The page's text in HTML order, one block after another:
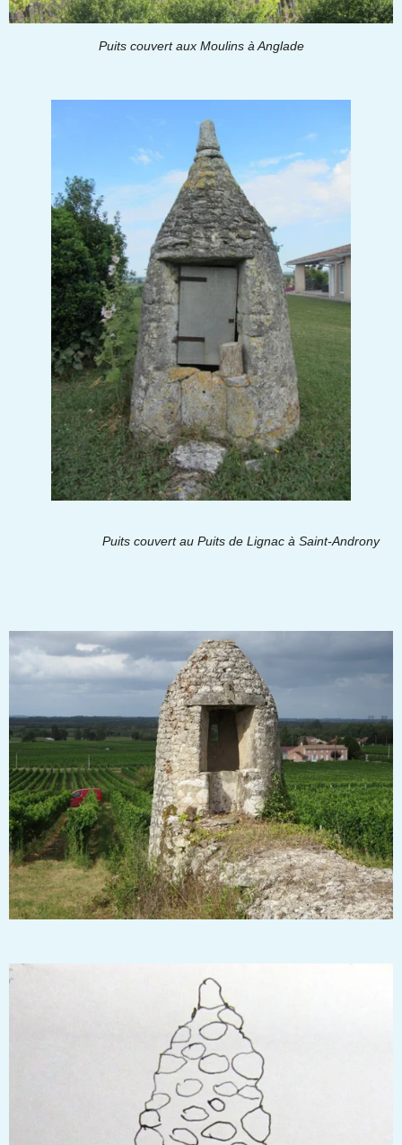
Puits couvert aux Moulins à Anglade
Puits couvert au Puits de Lignac à Saint-Androny